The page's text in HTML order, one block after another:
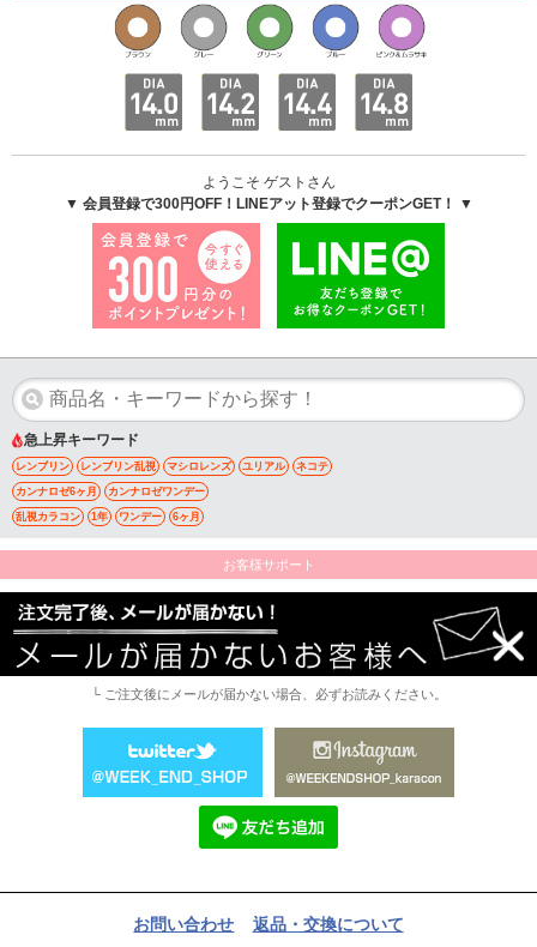
ようこそ ゲストさん
▼ 会員登録で300円OFF！LINEアット登録でクーポンGET！ ▼
急上昇キーワード
レンブリン レンブリン乱視 マシロレンズ ユリアル ネコテ
カンナロゼ6ヶ月 カンナロゼワンデー
乱視カラコン 1年 ワンデー 6ヶ月
お客様サポート
└ ご注文後にメールが届かない場合、必ずお読みください。
お問い合わせ 返品・交換について